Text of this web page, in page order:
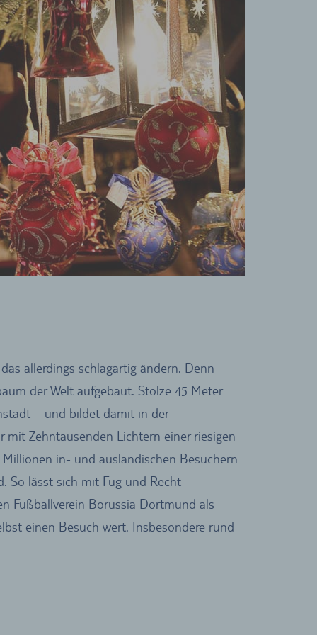
allerdings schlagartig ändern. Denn
der Welt aufgebaut. Stolze 45 Meter
– und bildet damit in der
Zehntausenden Lichtern einer riesigen
in- und ausländischen Besuchern
So lässt sich mit Fug und Recht
Fußballverein Borussia Dortmund als
einen Besuch wert. Insbesondere rund